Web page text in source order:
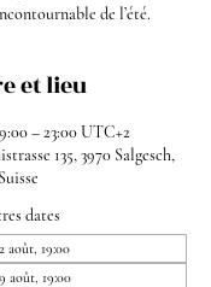
de l’été.
et lieu
– 23:00 UTC+2
135, 3970 Salgesch,
Suisse
dates
août, 19:00
août, 19:00